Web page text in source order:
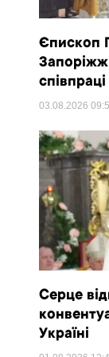
Єпископ
співпраці
03.08.2026
Серце
Україні